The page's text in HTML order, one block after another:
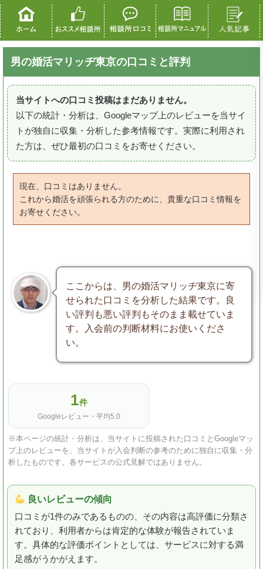
男の婚活マリッヂ東京の口コミと評判
当サイトへの口コミ投稿はまだありません。
以下の統計・分析は、Googleマップ上のレビューを当サイ
トが独自に収集・分析した参考情報です。実際に利用され
た方は、ぜひ最初の口コミをお寄せください。
現在、口コミはありません。
これから婚活を頑張られる方のために、貴重な口コミ情報を
お寄せください。
ここからは、男の婚活マリッヂ東京に寄
せられた口コミを分析した結果です。良
い評判も悪い評判もそのまま載せていま
す。入会前の判断材料にお使いくださ
い。
1件
Googleレビュー・平均5.0
※本ページの統計・分析は、当サイトに投稿された口コミとGoogleマッ
プ上のレビューを、当サイトが入会判断の参考のために独自に収集・分
析したものです。各サービスの公式見解ではありません。
良いレビューの傾向
口コミが1件のみであるものの、その内容は高評価に分類さ
れており、利用者からは肯定的な体験が報告されていま
す。具体的な評価ポイントとしては、サービスに対する満
足感がうかがえます。